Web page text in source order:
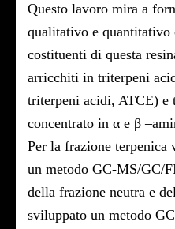
Questo lavoro mira a
qualitativo e
costituenti di questa
arricchiti in triterpeni
triterpeni acidi, ATCE) e
concentrato in α e β
Per la frazione
un metodo GC-MS/GC/
della frazione neutra e
sviluppato un metodo